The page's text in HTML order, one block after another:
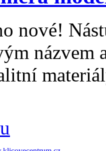
nové!
názvem